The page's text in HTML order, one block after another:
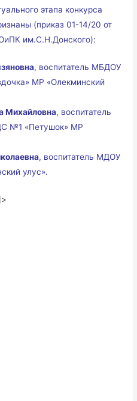
этапа конкурса
(приказ 01-14/20 от
им.С.Н.Донского):
, воспитатель МБДОУ
МР «Олекминский
Михайловна, воспитатель
№1 «Петушок» МР
, воспитатель МДОУ
улус».